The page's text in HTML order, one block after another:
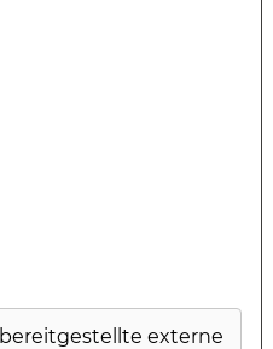
bereitgestellte externe